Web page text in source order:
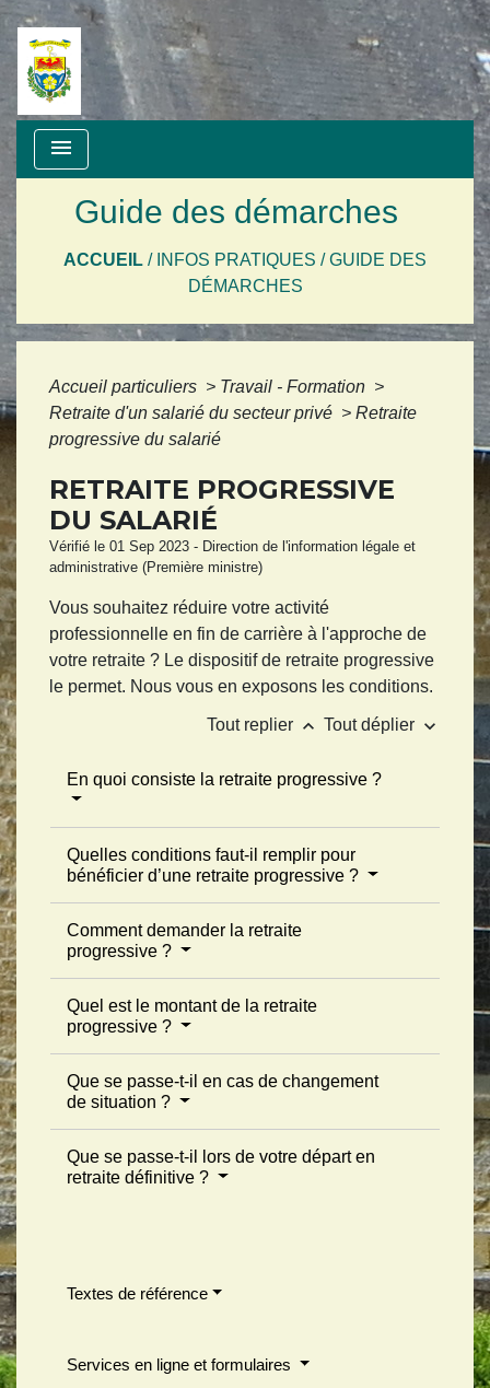
menu
Guide des démarches
ACCUEIL / INFOS PRATIQUES /GUIDE DES
DÉMARCHES
Accueil particuliers > Travail - Formation >
Retraite d'un salarié du secteur privé > Retraite
progressive du salarié
RETRAITE PROGRESSIVE
DU SALARIÉ
Vérifié le 01 Sep 2023 - Direction de l'information légale et
administrative (Première ministre)
Vous souhaitez réduire votre activité
professionnelle en fin de carrière à l'approche de
votre retraite ? Le dispositif de retraite progressive
le permet. Nous vous en exposons les conditions.
Tout replier keyboard_arrow_up Tout déplier keyboard_arrow_down
En quoi consiste la retraite progressive ?
Quelles conditions faut-il remplir pour
bénéficier d’une retraite progressive ?
Comment demander la retraite
progressive ?
Quel est le montant de la retraite
progressive ?
Que se passe-t-il en cas de changement
de situation ?
Que se passe-t-il lors de votre départ en
retraite définitive ?
Textes de référence
Services en ligne et formulaires